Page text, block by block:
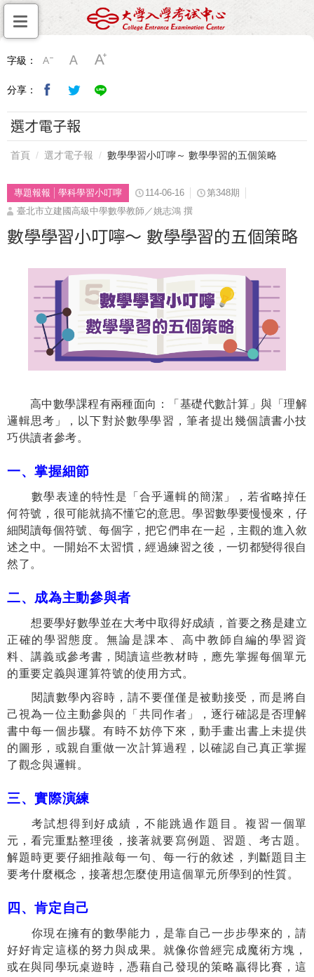
字級：
分享：
選才電子報
首頁 選才電子報 數學學習小叮嚀～ 數學學習的五個策略
專題報報 學科學習小叮嚀 114-06-16
第348期
臺北市立建國高級中學數學教師／姚志鴻 撰
數學學習小叮嚀～ 數學學習的五個策略
高中數學課程有兩種面向：「基礎代數計算」與「理解
邏輯思考」，以下對於數學學習，筆者提出幾個讀書小技
巧供讀者參考。
一、掌握細節
數學表達的特性是「合乎邏輯的簡潔」，若省略掉任
何符號，很可能就搞不懂它的意思。學習數學要慢慢來，仔
細閱讀每個符號、每個字，把它們串在一起，主觀的進入敘
述之中。一開始不太習慣，經過練習之後，一切都變得很自
然了。
二、成為主動參與者
想要學好數學並在大考中取得好成績，首要之務是建立
正確的學習態 度。無論是課本、高中教師自編的學習資
料、講義或參考書，閱讀這些教材時，應先掌握每個單元
的重要定義與運算符號的使用方式。
閱讀數學內容時，請不要僅僅是被動接受，而是將自
己視為一位主動參與的「共同作者」，逐行確認是否理解
書中每一個步驟。有時不妨停下來，動手畫出書上未提供
的圖形，或親自重做一次計算過程，以確認自己真正掌握
了觀念與邏輯。
三、實際演練
考試想得到好成績，不能跳過作題目。複習一個單
元，看完重點整理後，接著就要寫例題、習題、考古題。
解題時更要仔細推敲每一句、每一行的敘述，判斷題目主
要考什麼概念，接著想怎麼使用這個單元所學到的性質。
四、肯定自己
你現在擁有的數學能力，是靠自己一步步學來的，請
好好肯定這樣的努力與成果。就像你曾經完成魔術方塊，
或在與同學玩桌遊時，憑藉自己發現的策略贏得比賽，這